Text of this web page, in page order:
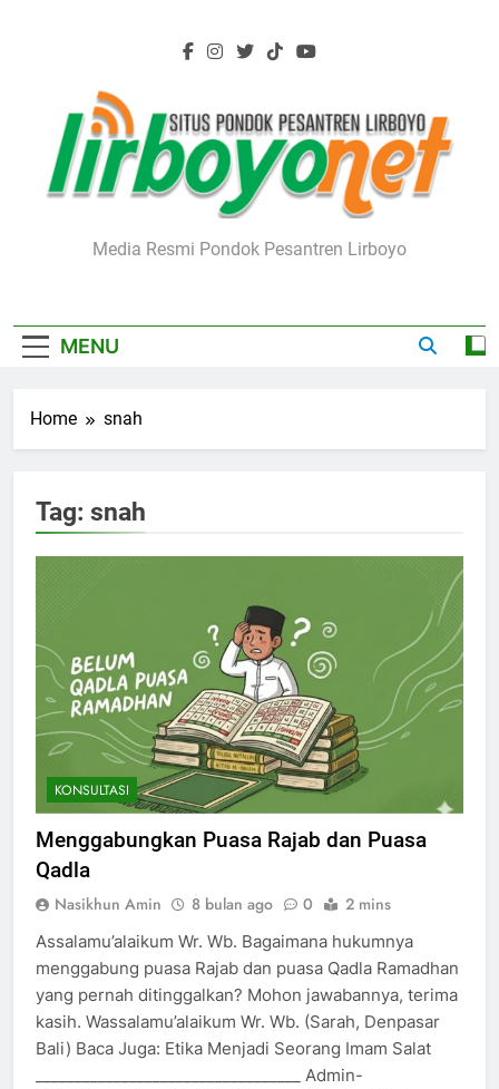
Lirboyo.net
Media Resmi Pondok Pesantren Lirboyo
MENU
Home snah
Tag: snah
KONSULTASI
Menggabungkan Puasa Rajab dan Puasa
Qadla
Nasikhun Amin 8 bulan ago 0 2 mins
Assalamu’alaikum Wr. Wb. Bagaimana hukumnya
menggabung puasa Rajab dan puasa Qadla Ramadhan
yang pernah ditinggalkan? Mohon jawabannya, terima
kasih. Wassalamu’alaikum Wr. Wb. (Sarah, Denpasar
Bali) Baca Juga: Etika Menjadi Seorang Imam Salat
__________________________________ Admin-